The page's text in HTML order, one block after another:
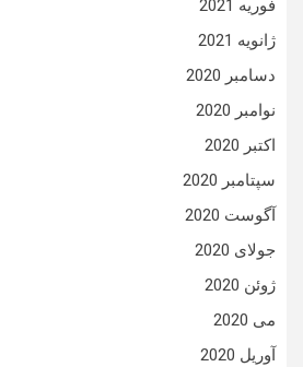
فوریه 2021
ژانویه 2021
دسامبر 2020
نوامبر 2020
اکتبر 2020
سپتامبر 2020
آگوست 2020
جولای 2020
ژوئن 2020
می 2020
آوریل 2020